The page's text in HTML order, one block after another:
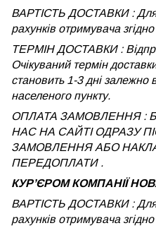
ВАРТІСТЬ ДОСТАВКИ : Для
рахунків отримувача
ТЕРМІН ДОСТАВКИ :
Очікуваний термін
становить 1-3 дні залежно
населеного пункту.
ОПЛАТА ЗАМОВЛЕННЯ :
НАС НА САЙТІ ОДРАЗУ
ЗАМОВЛЕННЯ АБО
ПЕРЕДОПЛАТИ .
КУРʼЄРОМ КОМПАНІЇ
ВАРТІСТЬ ДОСТАВКИ : Для
рахунків отримувача